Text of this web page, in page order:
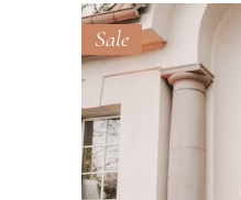
Sale